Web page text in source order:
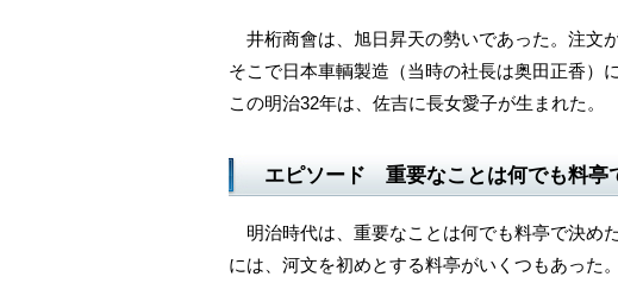
井桁商會は、旭日昇天の勢いであった。注文
そこで日本車輌製造（当時の社長は奥田正香）
この明治32年は、佐吉に長女愛子が生まれた。
エピソード 重要なことは何でも料亭
明治時代は、重要なことは何でも料亭で決め
には、河文を初めとする料亭がいくつもあった